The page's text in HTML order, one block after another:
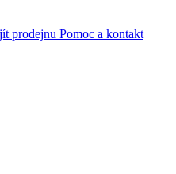
prodejnu Pomoc a kontakt